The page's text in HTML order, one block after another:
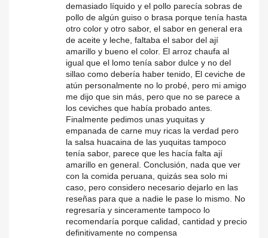
demasiado líquido y el pollo parecía sobras de
pollo de algún guiso o brasa porque tenía hasta
otro color y otro sabor, el sabor en general era
de aceite y leche, faltaba el sabor del ají
amarillo y bueno el color. El arroz chaufa al
igual que el lomo tenía sabor dulce y no del
sillao como debería haber tenido, El ceviche de
atún personalmente no lo probé, pero mi amigo
me dijo que sin más, pero que no se parece a
los ceviches que había probado antes.
Finalmente pedimos unas yuquitas y
empanada de carne muy ricas la verdad pero
la salsa huacaina de las yuquitas tampoco
tenía sabor, parece que les hacía falta ají
amarillo en general. Conclusión, nada que ver
con la comida peruana, quizás sea solo mi
caso, pero considero necesario dejarlo en las
reseñas para que a nadie le pase lo mismo. No
regresaría y sinceramente tampoco lo
recomendaría porque calidad, cantidad y precio
definitivamente no compensa